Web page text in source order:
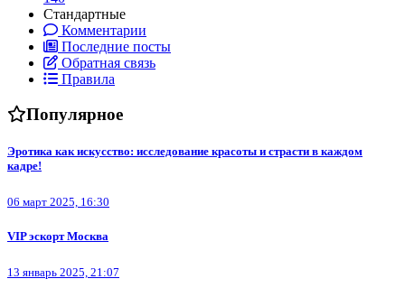
Стандартные
Комментарии
Последние посты
Обратная связь
Правила
Популярное
Эротика как искусство: исследование красоты и страсти в каждом
кадре!
06 март 2025, 16:30
VIP эскорт Москва
13 январь 2025, 21:07